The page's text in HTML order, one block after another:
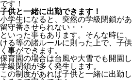
です！
子供と一緒に出勤できます！
小学生になると、突然の学級閉鎖が
留守番させられない・・
といった事もあります。そんな時に
ける等の諸ルールに則った上で、子
く事ができます。
保育園の場合は台風や大雪でも開園
学級閉鎖が多く発生します。
この制度があれば子供と一緒に出勤